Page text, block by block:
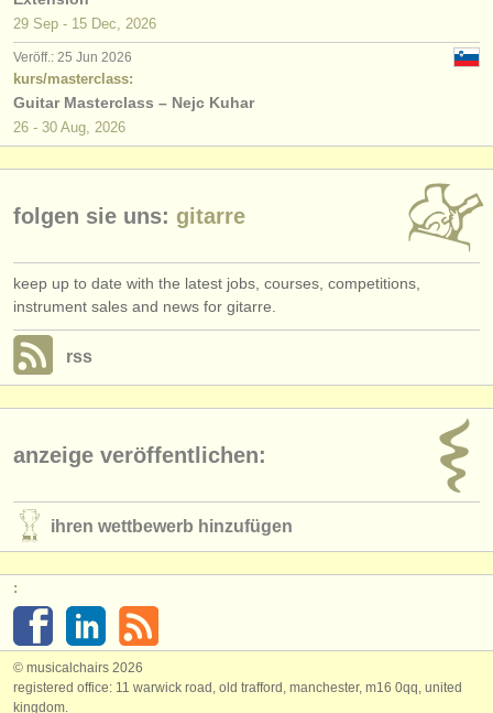
29 Sep - 15 Dec, 2026
Veröff.: 25 Jun 2026
kurs/masterclass:
Guitar Masterclass – Nejc Kuhar
26 - 30 Aug, 2026
folgen sie uns: gitarre
keep up to date with the latest jobs, courses, competitions,
instrument sales and news for gitarre.
rss
anzeige veröffentlichen:
ihren wettbewerb hinzufügen
:
© musicalchairs 2026
registered office: 11 warwick road, old trafford, manchester, m16 0qq, united
kingdom.